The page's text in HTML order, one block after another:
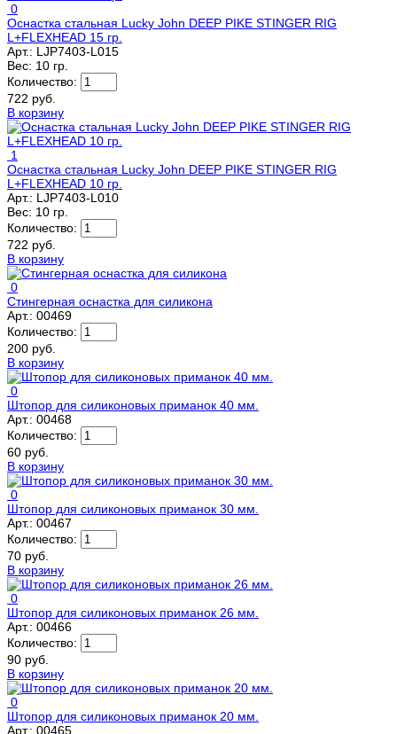
0
Оснастка стальная Lucky John DEEP PIKE STINGER RIG
L+FLEXHEAD 15 гр.
Арт.: LJP7403-L015
Вес: 10 гр.
Количество:
722 руб.
В корзину
1
Оснастка стальная Lucky John DEEP PIKE STINGER RIG
L+FLEXHEAD 10 гр.
Арт.: LJP7403-L010
Вес: 10 гр.
Количество:
722 руб.
В корзину
0
Стингерная оснастка для силикона
Арт.: 00469
Количество:
200 руб.
В корзину
0
Штопор для силиконовых приманок 40 мм.
Арт.: 00468
Количество:
60 руб.
В корзину
0
Штопор для силиконовых приманок 30 мм.
Арт.: 00467
Количество:
70 руб.
В корзину
0
Штопор для силиконовых приманок 26 мм.
Арт.: 00466
Количество:
90 руб.
В корзину
0
Штопор для силиконовых приманок 20 мм.
Арт.: 00465